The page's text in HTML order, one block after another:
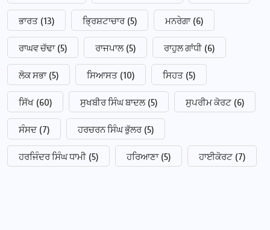
ਭਾਰਤ (13) ਭ੍ਰਿਸ਼ਟਾਚਾਰ (5) ਮਨਰੇਗਾ (6)
ਰਾਘਵ ਚੱਢਾ (5) ਰਾਜਪਾਲ (5) ਰਾਹੁਲ ਗਾਂਧੀ (6)
ਲੋਕ ਸਭਾ (5) ਸਿਆਸਤ (10) ਸਿਹਤ (5)
ਸਿੱਖ (60) ਸੁਖਬੀਰ ਸਿੰਘ ਬਾਦਲ (5) ਸੁਪਰੀਮ ਕੋਰਟ (6)
ਸੰਸਦ (7) ਹਰਚਰਨ ਸਿੰਘ ਭੁੱਲਰ (5)
ਹਰਜਿੰਦਰ ਸਿੰਘ ਧਾਮੀ (5) ਹਰਿਆਣਾ (5) ਹਾਈਕੋਰਟ (7)